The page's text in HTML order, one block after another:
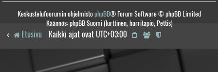
Keskustelufoorumin ohjelmistophpBB® Forum Software © phpBB Limited
Käännös: phpBB Suomi (lurttinen, harritapio, Pettis)
Etusivu Kaikki ajat ovat UTC+03:00